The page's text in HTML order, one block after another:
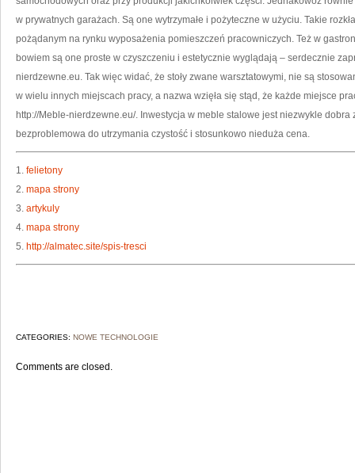
w prywatnych garażach. Są one wytrzymałe i pożyteczne w użyciu. Takie
pożądanym na rynku wyposażenia pomieszczeń pracowniczych. Też w
bowiem są one proste w czyszczeniu i estetycznie wyglądają – serdecznie
nierdzewne.eu. Tak więc widać, że stoły zwane warsztatowymi, nie są
w wielu innych miejscach pracy, a nazwa wzięła się stąd, że każde miejsce
http://Meble-nierdzewne.eu/. Inwestycja w meble stalowe jest niezwykle dobra
bezproblemowa do utrzymania czystość i stosunkowo nieduża cena.
1. felietony
2. mapa strony
3. artykuly
4. mapa strony
5. http://almatec.site/spis-tresci
CATEGORIES: NOWE TECHNOLOGIE
Comments are closed.